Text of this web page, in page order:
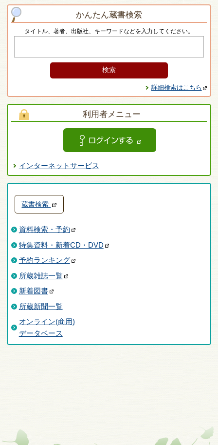
かんたん蔵書検索
タイトル、著者、出版社、キーワードなどを入力してください。
詳細検索はこちら
利用者メニュー
インターネットサービス
蔵書検索
資料検索・予約
特集資料・新着CD・DVD
予約ランキング
所蔵雑誌一覧
新着図書
所蔵新聞一覧
オンライン(商用)
データベース